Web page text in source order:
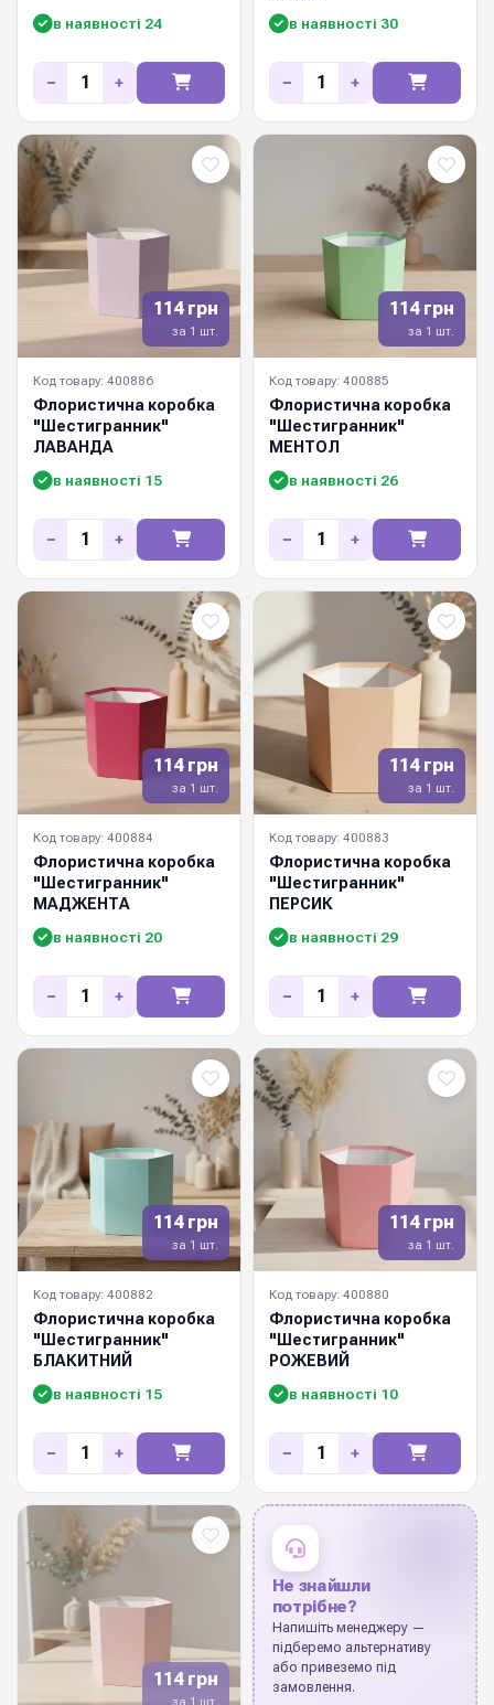
в наявності 24
− +
в наявності 30
− +
114 грн
за 1 шт.
Код товару: 400886
Флористична коробка
"Шестигранник"
ЛАВАНДА
в наявності 15
− +
114 грн
за 1 шт.
Код товару: 400885
Флористична коробка
"Шестигранник"
МЕНТОЛ
в наявності 26
− +
114 грн
за 1 шт.
Код товару: 400884
Флористична коробка
"Шестигранник"
МАДЖЕНТА
в наявності 20
− +
114 грн
за 1 шт.
Код товару: 400883
Флористична коробка
"Шестигранник"
ПЕРСИК
в наявності 29
− +
114 грн
за 1 шт.
Код товару: 400882
Флористична коробка
"Шестигранник"
БЛАКИТНИЙ
в наявності 15
− +
114 грн
за 1 шт.
Код товару: 400880
Флористична коробка
"Шестигранник"
РОЖЕВИЙ
в наявності 10
− +
114 грн
за 1 шт.
Не знайшли
потрібне?
Напишіть менеджеру —
підберемо альтернативу
або привеземо під
замовлення.